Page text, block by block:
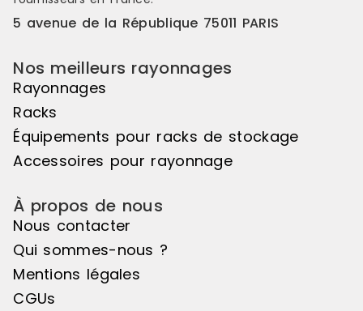
5 avenue de la République 75011 PARIS
Nos meilleurs rayonnages
Rayonnages
Racks
Équipements pour racks de stockage
Accessoires pour rayonnage
À propos de nous
Nous contacter
Qui sommes-nous ?
Mentions légales
CGUs